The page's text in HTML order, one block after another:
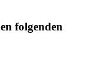
folgenden